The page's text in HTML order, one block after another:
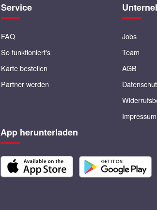
Service
FAQ
So funktioniert's
Karte bestellen
Partner werden
Jobs
Team
AGB
Impressum
App herunterladen